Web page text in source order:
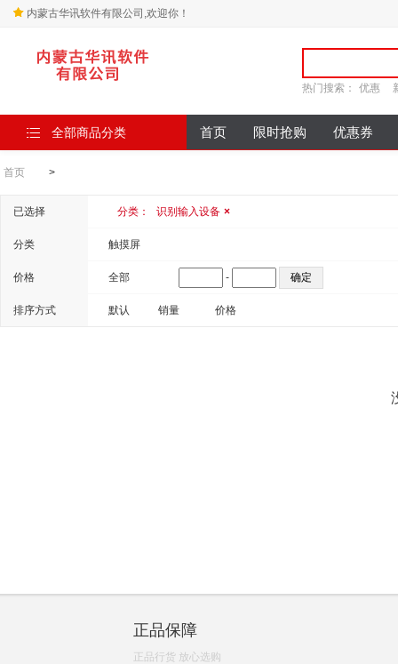
内蒙古华讯软件有限公司,欢迎你！
热门搜索： 优惠
全部商品分类 首页 限时抢购 优惠券
首页 >
已选择 分类： 识别输入设备 ×
分类 触摸屏
价格 全部 -
排序方式 默认 销量 价格
正品保障
正品行货 放心选购